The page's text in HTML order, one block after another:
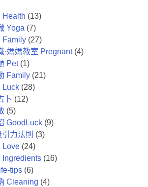
Health (13)
Yoga (7)
Family (27)
·媽媽教室 Pregnant(4)
Pet(1)
Family (21)
Luck (28)
卜 (12)
(5)
GoodLuck (9)
力法則 (3)
Love (24)
Ingredients (16)
tips (6)
Cleaning (4)